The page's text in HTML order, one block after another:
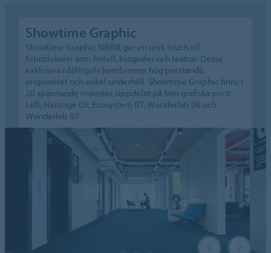
Showtime Graphic
Showtime Graphic Nålfilt ger en unik touch till
fritidslokaler som hotell, biografer och teatrar. Dessa
exklusiva nålfiltgolv kombinerar hög prestanda,
originalitet och enkel underhåll. Showtime Graphic finns i
20 spännande mönster, uppdelat på fem grafiska print:
Loft, Heritage 05, Ecosystem 07, Wonderlab 06 och
Wonderlab 07.